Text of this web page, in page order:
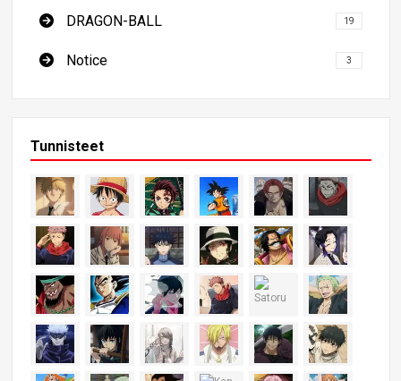
DRAGON-BALL 19
Notice 3
Tunnisteet